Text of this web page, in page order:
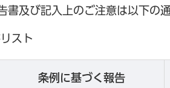
書及び記入上のご注意は以下の通
スト
条例に基づく報告